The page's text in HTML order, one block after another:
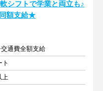
シフトで学業と両立も♪
額支給★
通費全額支給
ト
上